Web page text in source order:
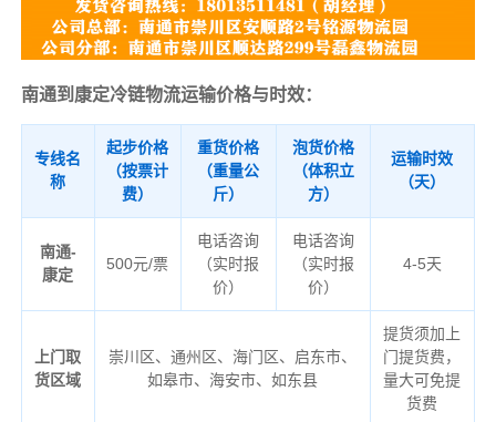
南通到康定冷链物流运输价格与时效：
专线名
称
起步价格
（按票计
费）
重货价格
（重量公
斤）
泡货价格
（体积立
方）
运输时效
（天）
南通-
康定
500元/票
电话咨询
（实时报
价）
电话咨询
（实时报
价）
4-5天
上门取
货区域
崇川区、通州区、海门区、启东市、
如皋市、海安市、如东县
提货须加上
门提货费，
量大可免提
货费